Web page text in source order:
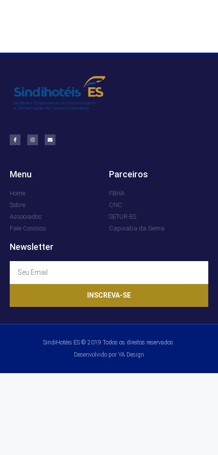
Menu
Home
Sobre
Associados
Fale Conosco
Parceiros
FBHA
CNC
SETUR-ES
Capixaba da Gema
Newsletter
INSCREVA-SE
SindiHotéis ES © 2019 Todos os direitos reservados.
Desenvolvido por YA Design